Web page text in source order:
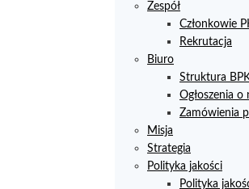
Zespół
Członkowie
Rekrutacja
Biuro
Struktura
Ogłoszenia
Zamówienia
Misja
Strategia
Polityka jakości
Polityka